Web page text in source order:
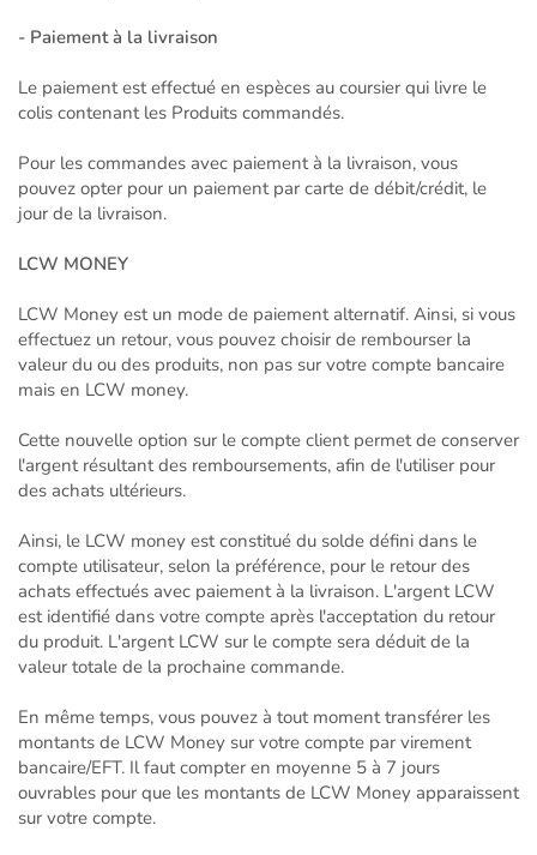
- Paiement à la livraison
Le paiement est effectué en espèces au coursier qui livre le
colis contenant les Produits commandés.
Pour les commandes avec paiement à la livraison, vous
pouvez opter pour un paiement par carte de débit/crédit, le
jour de la livraison.
LCW MONEY
LCW Money est un mode de paiement alternatif. Ainsi, si vous
effectuez un retour, vous pouvez choisir de rembourser la
valeur du ou des produits, non pas sur votre compte bancaire
mais en LCW money.
Cette nouvelle option sur le compte client permet de conserver
l'argent résultant des remboursements, afin de l'utiliser pour
des achats ultérieurs.
Ainsi, le LCW money est constitué du solde défini dans le
compte utilisateur, selon la préférence, pour le retour des
achats effectués avec paiement à la livraison. L'argent LCW
est identifié dans votre compte après l'acceptation du retour
du produit. L'argent LCW sur le compte sera déduit de la
valeur totale de la prochaine commande.
En même temps, vous pouvez à tout moment transférer les
montants de LCW Money sur votre compte par virement
bancaire/EFT. Il faut compter en moyenne 5 à 7 jours
ouvrables pour que les montants de LCW Money apparaissent
sur votre compte.